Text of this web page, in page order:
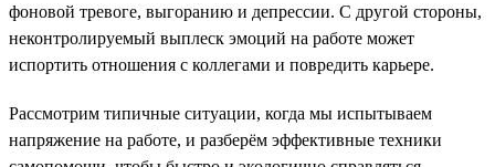
фоновой тревоге, выгоранию и депрессии. С другой стороны,
неконтролируемый выплеск эмоций на работе может
испортить отношения с коллегами и повредить карьере.
Рассмотрим типичные ситуации, когда мы испытываем
напряжение на работе, и разберём эффективные техники